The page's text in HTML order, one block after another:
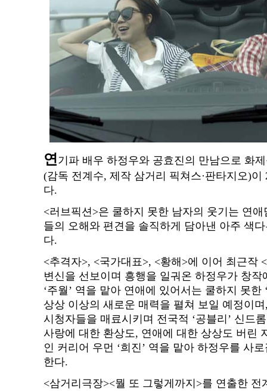
연 기파 배우 하정우와 공효진의 만남으로 화
(감독 전계수, 제작 삼거리 픽쳐스·판타지오)이
다.
<러브픽션>은 쿨하지 못한 남자의 웃기는 연
들의 오해와 편견을 솔직하게 담아낸 아주 색
다.
<추격자>, <국가대표>, <황해>에 이어 최근작
변신을 선보이며 흥행을 일궈온 하정우가 창
‘주월’ 역을 맡아 연애에 있어서는 쿨하지 못한
상상 이상의 새로운 매력을 펼쳐 보일 예정이
시청자들을 매료시키며 전국적 ‘공블리’ 신드
사랑에 대한 환상도, 연애에 대한 상상도 버린
인 커리어 우먼 ‘희진’ 역을 맡아 하정우를 사
한다.
<삼거리극장><뭘 또 그렇게까지>를 연출한